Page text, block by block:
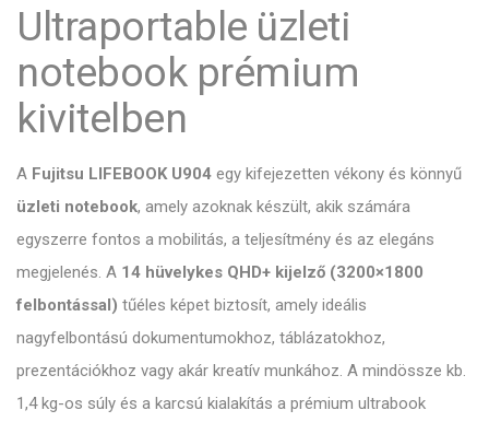
Ultraportable üzleti
notebook prémium
kivitelben
A Fujitsu LIFEBOOK U904 egy kifejezetten vékony és könnyű
üzleti notebook, amely azoknak készült, akik számára
egyszerre fontos a mobilitás, a teljesítmény és az elegáns
megjelenés. A 14 hüvelykes QHD+ kijelző (3200×1800
felbontással) tűéles képet biztosít, amely ideális
nagyfelbontású dokumentumokhoz, táblázatokhoz,
prezentációkhoz vagy akár kreatív munkához. A mindössze kb.
1,4 kg-os súly és a karcsú kialakítás a prémium ultrabook